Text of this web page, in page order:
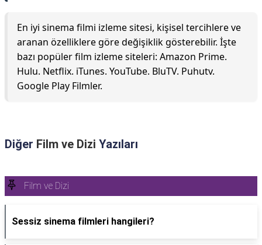
En iyi sinema filmi izleme sitesi, kişisel tercihlere ve
aranan özelliklere göre değişiklik gösterebilir. İşte
bazı popüler film izleme siteleri: Amazon Prime.
Hulu. Netflix. iTunes. YouTube. BluTV. Puhutv.
Google Play Filmler.
Diğer Film ve Dizi Yazıları
Film ve Dizi
Sessiz sinema filmleri hangileri?